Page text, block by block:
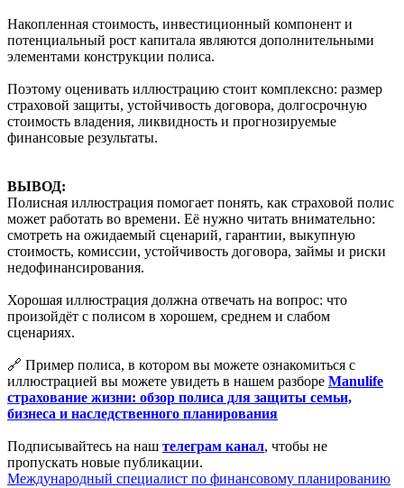
Накопленная стоимость, инвестиционный компонент и
потенциальный рост капитала являются дополнительными
элементами конструкции полиса.
Поэтому оценивать иллюстрацию стоит комплексно: размер
страховой защиты, устойчивость договора, долгосрочную
стоимость владения, ликвидность и прогнозируемые
финансовые результаты.
ВЫВОД:
Полисная иллюстрация помогает понять, как страховой полис
может работать во времени. Её нужно читать внимательно:
смотреть на ожидаемый сценарий, гарантии, выкупную
стоимость, комиссии, устойчивость договора, займы и риски
недофинансирования.
Хорошая иллюстрация должна отвечать на вопрос: что
произойдёт с полисом в хорошем, среднем и слабом
сценариях.
🔗 Пример полиса, в котором вы можете ознакомиться с
иллюстрацией вы можете увидеть в нашем разборе Manulife
страхование жизни: обзор полиса для защиты семьи,
бизнеса и наследственного планирования
Подписывайтесь на наш телеграм канал, чтобы не
пропускать новые публикации.
Международный специалист по финансовому планированию